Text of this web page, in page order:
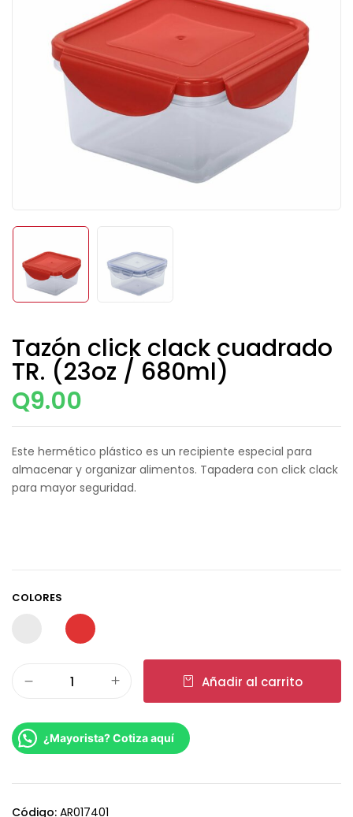
Tazón click clack cuadrado
TR. (23oz / 680ml)
Q9.00
Este hermético plástico es un recipiente especial para
almacenar y organizar alimentos. Tapadera con click clack
para mayor seguridad.
COLORES
Añadir al carrito
¿Mayorista? Cotiza aquí
Código: AR017401